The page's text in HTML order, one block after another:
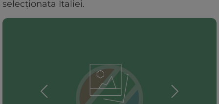
selecționata Italiei.